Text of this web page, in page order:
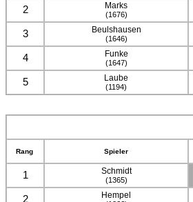
2 Marks
(1676)
3 Beulshausen
(1646)
4 Funke
(1647)
5 Laube
(1194)
Rang Spieler
1 Schmidt
(1365)
2 Hempel